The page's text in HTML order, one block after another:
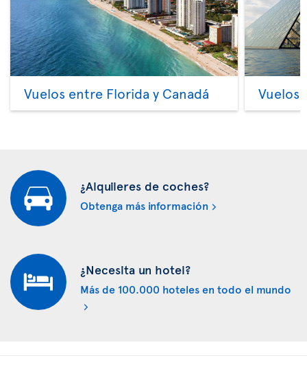
Vuelos entre Florida y Canadá Vuelos
¿Alquileres de coches?
Obtenga más información
¿Necesita un hotel?
Más de 100.000 hoteles en todo el mundo